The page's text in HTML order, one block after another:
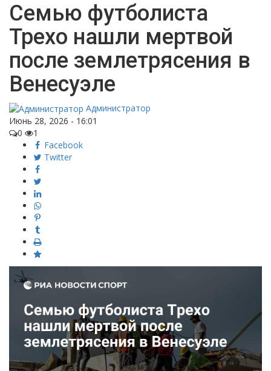
Семью футболиста
Трехо нашли мертвой
после землетрясения в
Венесуэле
Администратор
Июнь 28, 2026 - 16:01
0
1
Facebook
Twitter